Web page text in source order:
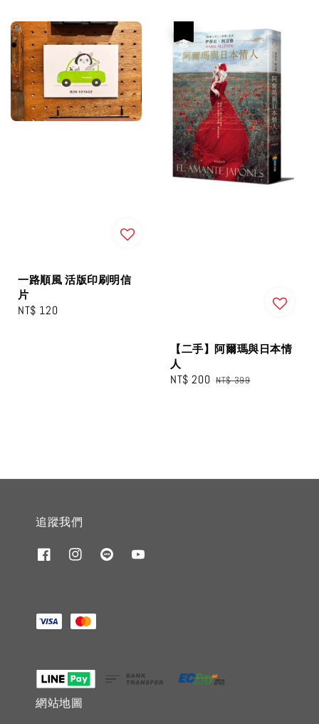
一路順風 活版印刷明信
片
Regular
NT$ 120
【二手】阿爾瑪與日本情
人
Sale
NT$ 200 Regular
NT$ 399
追蹤我們
網站地圖